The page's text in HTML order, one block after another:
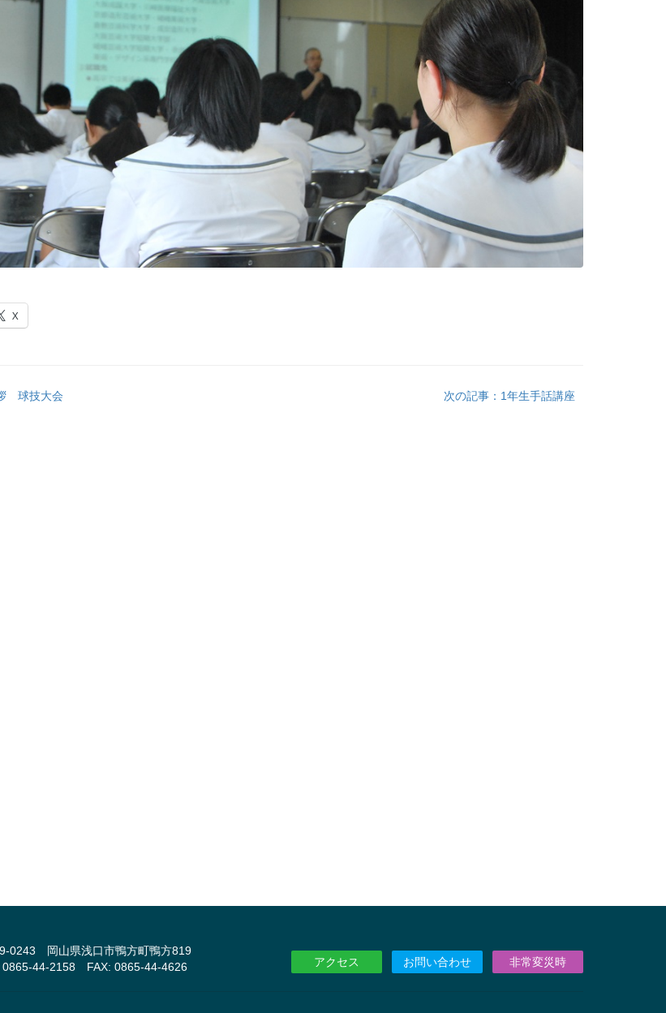
X
球技大会 次の記事：1年生手話講座
0243 岡山県浅口市鴨方町鴨方819
0865-44-2158 FAX: 0865-44-4626
アクセス お問い合わせ 非常変災時